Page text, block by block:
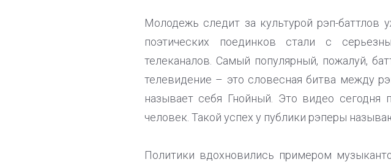
Молодежь следит за культурой рэп-баттлов
поэтических поединков стали с
телеканалов. Самый популярный, пожалуй,
телевидение – это словесная битва между
называет себя Гнойный. Это видео
человек. Такой успех у публики рэперы
Политики вдохновились примером